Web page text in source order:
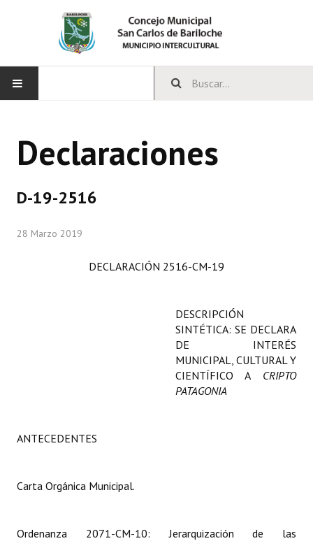
CONCEJO
Comisiones Especiales
Organigrama
Declaraciones
D-19-2516
28 Marzo 2019
DECLARACIÓN 2516-CM-19
DESCRIPCIÓN
SINTÉTICA: SE DECLARA
DE INTERÉS
MUNICIPAL, CULTURAL Y
CIENTÍFICO A CRIPTO
PATAGONIA
ANTECEDENTES
Carta Orgánica Municipal.
Ordenanza 2071-CM-10: Jerarquización de las